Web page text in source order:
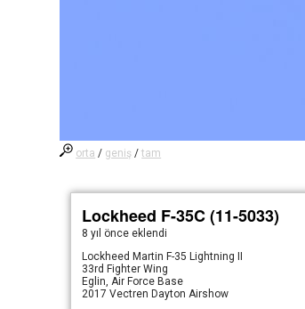
orta / geniş /tam
Lockheed F-35C (11-5033)
8 yıl önce eklendi
Lockheed Martin F-35 Lightning II
33rd Fighter Wing
Eglin, Air Force Base
2017 Vectren Dayton Airshow